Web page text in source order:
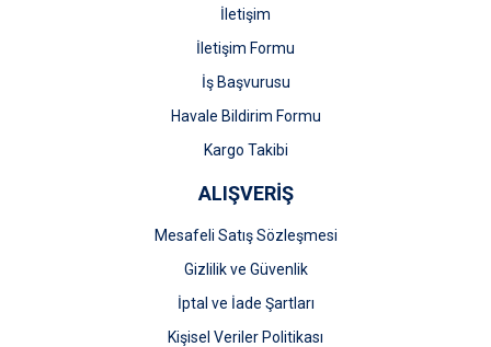
Gönder
İletişim
İletişim Formu
İş Başvurusu
Havale Bildirim Formu
Kargo Takibi
ALIŞVERİŞ
Mesafeli Satış Sözleşmesi
Gizlilik ve Güvenlik
İptal ve İade Şartları
Kişisel Veriler Politikası